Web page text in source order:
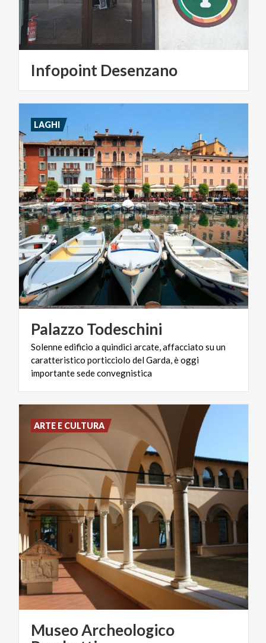
Infopoint Desenzano
PalazzoTodeschini
Solenne edificio a quindici arcate, affacciato su un
caratteristico porticciolo del Garda, è oggi
importante sede convegnistica
LAGHI
Museo Archeologico
ARTE E CULTURA